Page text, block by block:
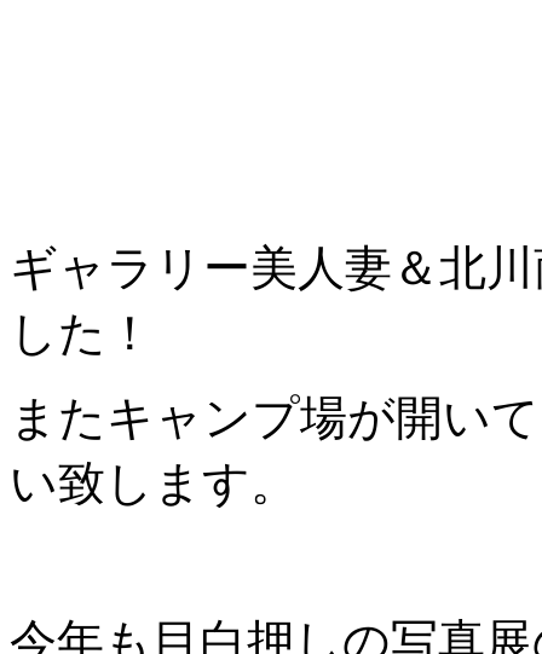
ギャラリー美人妻＆北
した！
またキャンプ場が開い
い致します。
今年も目白押しの写真